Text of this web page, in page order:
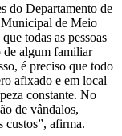
do Departamento de
Municipal de Meio
todas as pessoas
de algum familiar
é preciso que todo
afixado e em local
constante. No
de vândalos,
custos”, afirma.